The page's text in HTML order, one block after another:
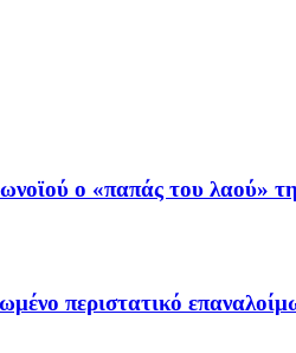
ο «παπάς του λαού»
περιστατικό